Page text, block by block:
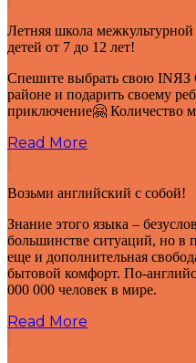
Летняя школа
детей от 7 до 12 лет!
Спешите выбрать свою INЯЗ
районе и подарить своему
приключение🤗 Количество
Read More
Возьми английский с собой!
Знание этого языка –
большинстве ситуаций, но в
еще и дополнительная
бытовой комфорт. По-
000 000 человек в мире.
Read More